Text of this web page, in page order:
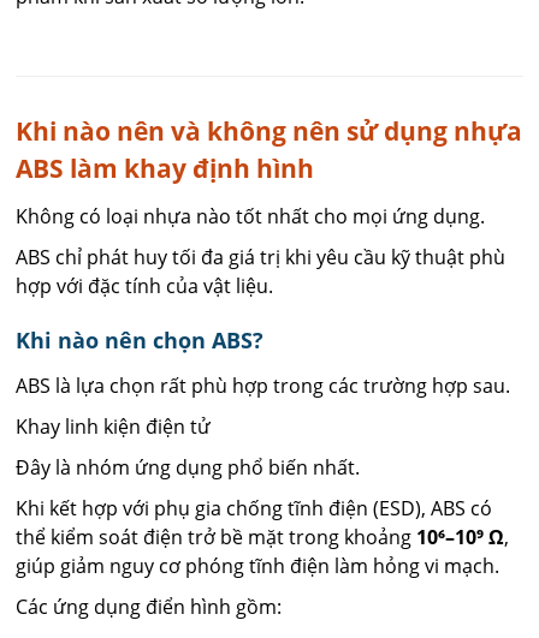
Khi nào nên và không nên sử dụng nhựa
ABS làm khay định hình
Không có loại nhựa nào tốt nhất cho mọi ứng dụng.
ABS chỉ phát huy tối đa giá trị khi yêu cầu kỹ thuật phù
hợp với đặc tính của vật liệu.
Khi nào nên chọn ABS?
ABS là lựa chọn rất phù hợp trong các trường hợp sau.
Khay linh kiện điện tử
Đây là nhóm ứng dụng phổ biến nhất.
Khi kết hợp với phụ gia chống tĩnh điện (ESD), ABS có
thể kiểm soát điện trở bề mặt trong khoảng 10⁶–10⁹ Ω,
giúp giảm nguy cơ phóng tĩnh điện làm hỏng vi mạch.
Các ứng dụng điển hình gồm: